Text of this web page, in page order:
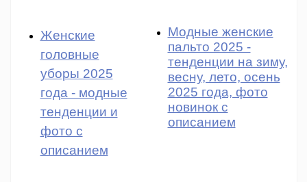
Женские
головные
уборы 2025
года - модные
тенденции и
фото с
описанием
Модные женские
пальто 2025 -
тенденции на зиму,
весну, лето, осень
2025 года, фото
новинок с
описанием